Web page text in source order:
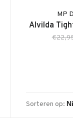
MP
Alvilda
Sorteren op: